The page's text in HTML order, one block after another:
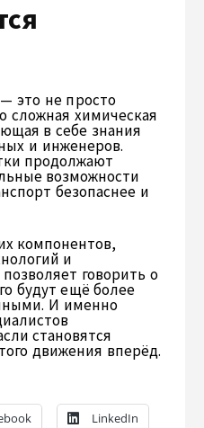
это не просто
сложная химическая
в себе знания
и инженеров.
продолжают
возможности
безопаснее и
компонентов,
и
говорить о
будут ещё более
И именно
становятся
движения вперёд.
LinkedIn